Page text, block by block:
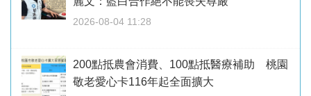
2026-08-04 11:28
200點抵農會消費、100點抵醫療補助 桃園
敬老愛心卡116年起全面擴大